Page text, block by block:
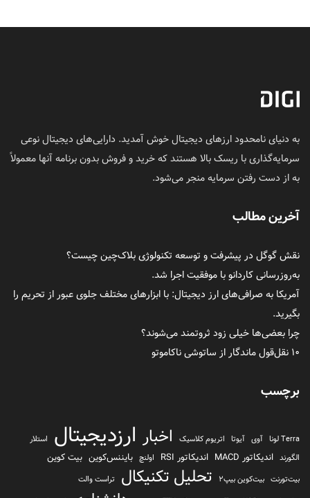
به دنیای نامحدود ارزهای دیجیتال خوش آمدید. دارایی‌های دیجیتال نوعی
سرمایه‌گذاری با ریسک بالا هستند که خرید و فروش بدون برنامه آنها معمولاً
به از دست رفتن سرمایه منجر می‌شود.
آخرین مطالب
نقش گوگل در پیشرفت و توسعه تکنولوژی بلاک‌چین چیست؟
به‌روزرسانی کاردانو با موفقیت اجرا شد.
آمریکا به صرافی‌های ارز دیجیتال: با ابزارهای مختلف جلوی عبور از تحریم را
بگیرید.
چرا بعضی‌ها خیلی زود ثروتمند می‌شوند؟
۱۰ نقل‌قول ماندگار از ساتوشی ناکاموتو
برچسب
Terra لونا آوی آیوتا اتریوم کلاسیک اخبار ارزدیجیتال
استلار
الگورند اندیکاتور MACD اندیکاتور RSI اولنچ بایننس‌کوین بیت کوین
بیت‌تورنت بیت‌کوین بیپ2 تحلیل تکنیکال
تراست والت